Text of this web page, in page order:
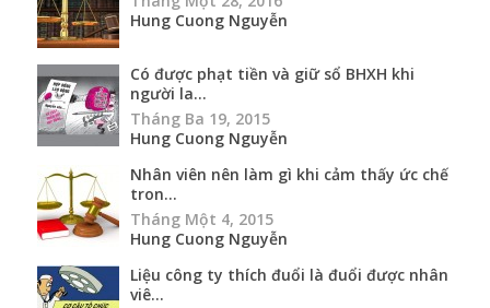
Hung Cuong Nguyễn
Có được phạt tiền và giữ sổ BHXH khi
người la...
Tháng Ba 19, 2015
Hung Cuong Nguyễn
Nhân viên nên làm gì khi cảm thấy ức chế
tron...
Tháng Một 4, 2015
Hung Cuong Nguyễn
Liệu công ty thích đuổi là đuổi được nhân
viê...